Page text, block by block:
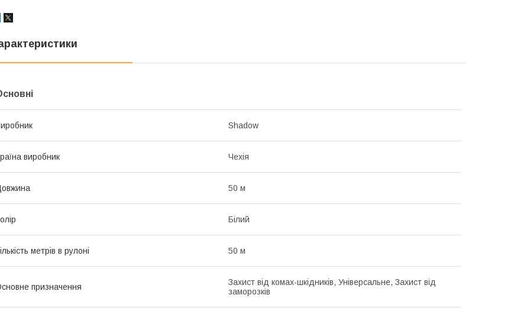
Shadow
виробник Чехія
50 м
Білий
метрів в рулоні 50 м
призначення
Захист від комах-шкідників, Універсальне, Захист від
заморозків